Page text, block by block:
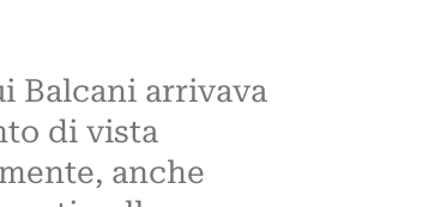
Balcani arrivava
di vista
anche